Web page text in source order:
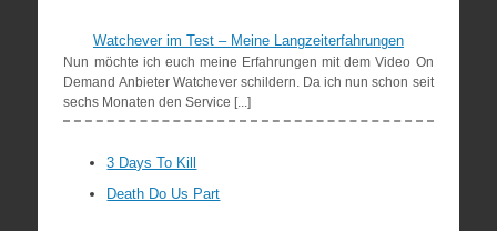
Watchever im Test – Meine Langzeiterfahrungen
Nun möchte ich euch meine Erfahrungen mit dem Video On
Demand Anbieter Watchever schildern. Da ich nun schon seit
sechs Monaten den Service [...]
3 Days To Kill
Death Do Us Part